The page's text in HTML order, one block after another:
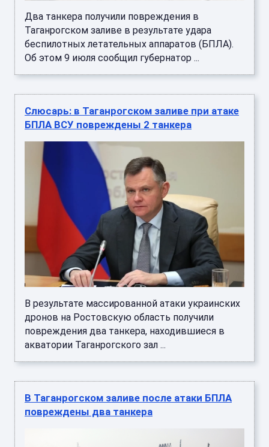
Два танкера получили повреждения в
Таганрогском заливе в результате удара
беспилотных летательных аппаратов (БПЛА).
Об этом 9 июля сообщил губернатор ...
Слюсарь: в Таганрогском заливе при атаке
БПЛА ВСУ повреждены 2 танкера
В результате массированной атаки украинских
дронов на Ростовскую область получили
повреждения два танкера, находившиеся в
акватории Таганрогского зал ...
В Таганрогском заливе после атаки БПЛА
повреждены два танкера